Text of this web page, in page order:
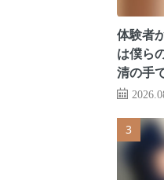
体験者
は僕ら
清の手